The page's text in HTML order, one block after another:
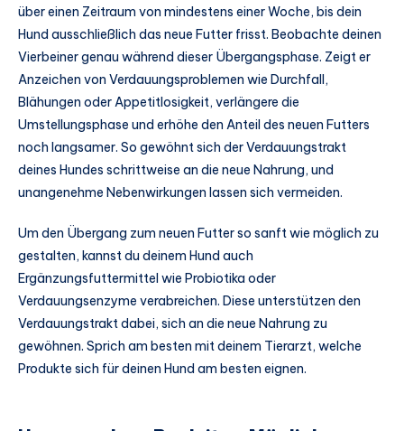
über einen Zeitraum von mindestens einer Woche, bis dein
Hund ausschließlich das neue Futter frisst. Beobachte deinen
Vierbeiner genau während dieser Übergangsphase. Zeigt er
Anzeichen von Verdauungsproblemen wie Durchfall,
Blähungen oder Appetitlosigkeit, verlängere die
Umstellungsphase und erhöhe den Anteil des neuen Futters
noch langsamer. So gewöhnt sich der Verdauungstrakt
deines Hundes schrittweise an die neue Nahrung, und
unangenehme Nebenwirkungen lassen sich vermeiden.
Um den Übergang zum neuen Futter so sanft wie möglich zu
gestalten, kannst du deinem Hund auch
Ergänzungsfuttermittel wie Probiotika oder
Verdauungsenzyme verabreichen. Diese unterstützen den
Verdauungstrakt dabei, sich an die neue Nahrung zu
gewöhnen. Sprich am besten mit deinem Tierarzt, welche
Produkte sich für deinen Hund am besten eignen.